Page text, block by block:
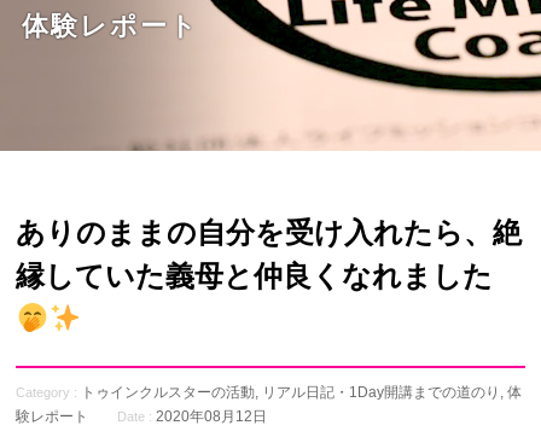
体験レポート
ありのままの自分を受け入れたら、絶
縁していた義母と仲良くなれました
Category : トゥインクルスターの活動, リアル日記・1Day開講までの道のり ,体
験レポート
Date : 2020年08月12日